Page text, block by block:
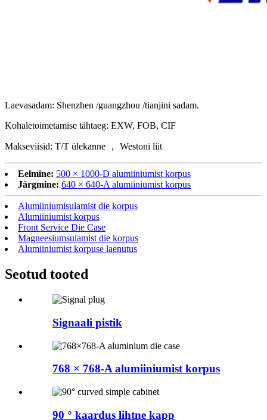
Laevasadam: Shenzhen /guangzhou /tianjini sadam.
Kohaletoimetamise tähtaeg: EXW, FOB, CIF
Makseviisid: T/T ülekanne ， Westoni liit
Eelmine: 500 × 1000-D alumiiniumist korpus
Järgmine: 640 × 640-A alumiiniumist korpus
Alumiiniumisulamist die korpus
Alumiiniumist korpus
Front Service Die Case
Magneesiumsulamist die korpus
Alumiiniumist korpuse laenutus
Seotud tooted
Signaali pistik
768 × 768-A alumiiniumist korpus
90 ° kaardus lihtne kapp